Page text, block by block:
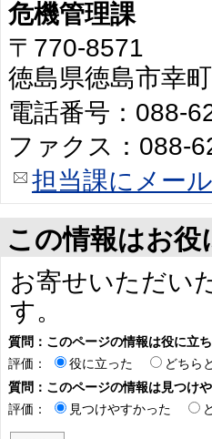
危機管理課
〒770-8571
徳島県徳島市幸
電話番号：088-
ファクス：088-
担当課にメー
この情報はお
お寄せいただい
す。
質問：このページの情報は役に立
評価：
役に立った どちら
質問：このページの情報は見つけ
評価：
見つけやすかった